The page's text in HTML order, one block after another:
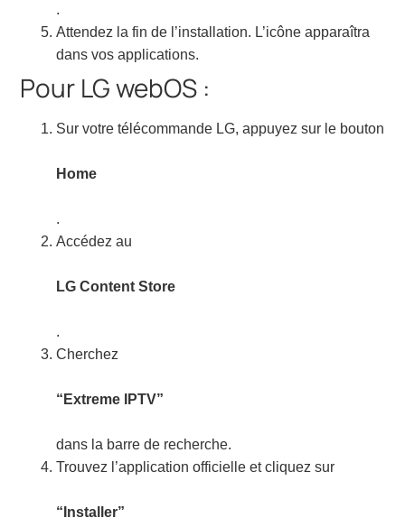
.
Attendez la fin de l’installation. L’icône apparaîtra
dans vos applications.
Pour LG webOS :
Sur votre télécommande LG, appuyez sur le bouton
Home
.
Accédez au
LG Content Store
.
Cherchez
“Extreme IPTV”
dans la barre de recherche.
Trouvez l’application officielle et cliquez sur
“Installer”